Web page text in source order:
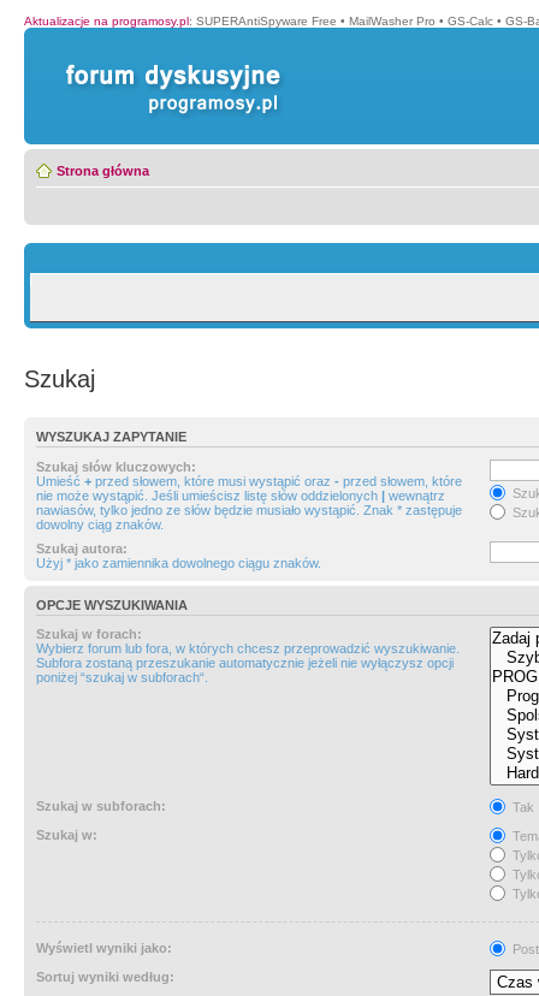
Aktualizacje na programosy.pl: SUPERAntiSpyware Free • MailWasher Pro • GS-Calc • GS-
Strona główna
Szukaj
WYSZUKAJ ZAPYTANIE
Szukaj słów kluczowych:
Umieść + przed słowem, które musi wystąpić oraz - przed słowem, które
nie może wystąpić. Jeśli umieścisz listę słów oddzielonych | wewnątrz
nawiasów, tylko jedno ze słów będzie musiało wystąpić. Znak * zastępuje
dowolny ciąg znaków.
Szukaj autora:
Użyj * jako zamiennika dowolnego ciągu znaków.
OPCJE WYSZUKIWANIA
Szukaj w forach:
Wybierz forum lub fora, w których chcesz przeprowadzić wyszukiwanie.
Subfora zostaną przeszukanie automatycznie jeżeli nie wyłączysz opcji
poniżej “szukaj w subforach“.
Szukaj w subforach:
Tak
Szukaj w:
Wyświetl wyniki jako:
Sortuj wyniki według: